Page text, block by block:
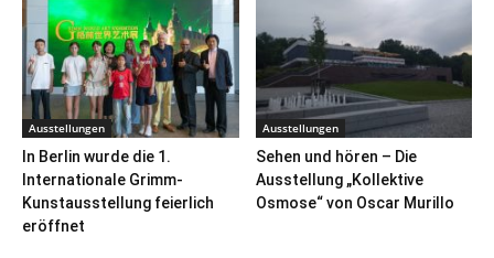
Ausstellungen
In Berlin wurde die 1.
Internationale Grimm-
Kunstausstellung feierlich
eröffnet
Ausstellungen
Sehen und hören – Die
Ausstellung „Kollektive
Osmose“ von Oscar Murillo